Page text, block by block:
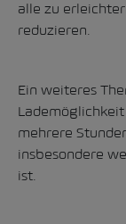
alle zu
reduzieren.
Ein weiteres
mehrere
insbesondere
ist.